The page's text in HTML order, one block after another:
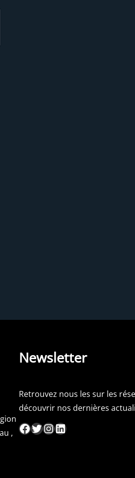
,
Newsletter
Retrouvez nous les sur les
découvrir nos dernières
Facebook Twitter InstagramLinkedIn